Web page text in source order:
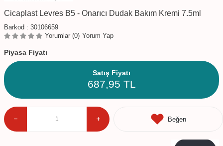
Cicaplast Levres B5 - Onarıcı Dudak Bakım Kremi 7.5ml
Barkod : 30106659
Yorumlar (0) Yorum Yap
Piyasa Fiyatı
Satış Fiyatı
687,95 TL
Beğen